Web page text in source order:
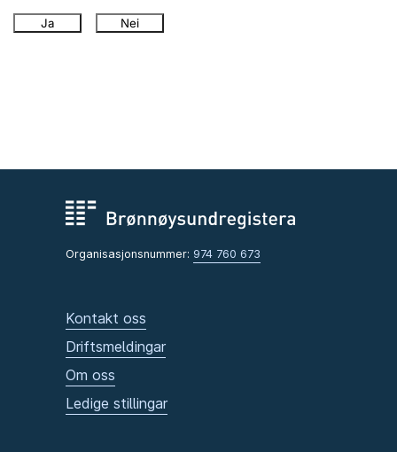
Ja Nei
Organisasjonsnummer: 974 760 673
Kontakt oss
Driftsmeldingar
Om oss
Ledige stillingar